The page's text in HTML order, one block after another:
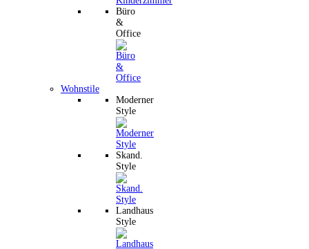
Büro
&
Office
Wohnstile
Moderner
Style
Skand.
Style
Landhaus
Style